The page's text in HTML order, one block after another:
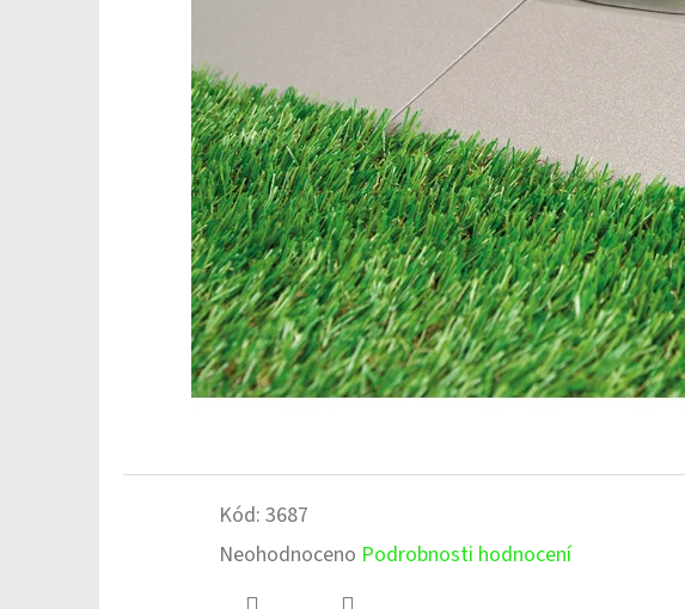
Kód: 3687
Průměrné
hodnocení
Neohodnoceno Podrobnosti hodnocení